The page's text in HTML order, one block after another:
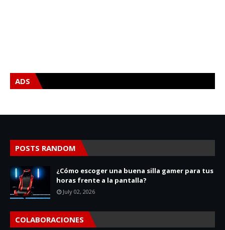
ADS
POSTS RANDOM
¿Cómo escoger una buena silla gamer para tus
horas frente a la pantalla?
July 02, 2026
COLABORACIONES